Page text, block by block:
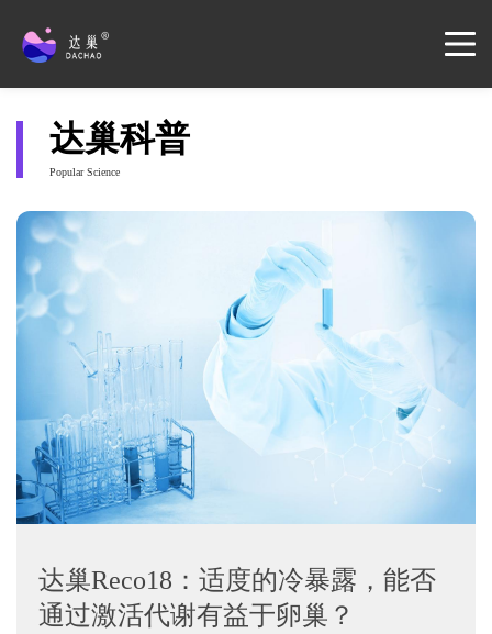
达巢科普
Popular Science
达巢Reco18：适度的冷暴露，能否
通过激活代谢有益于卵巢？